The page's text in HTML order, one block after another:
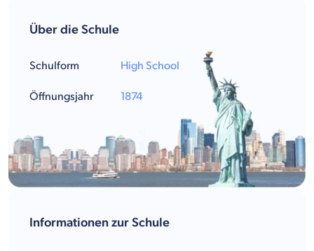
Informationen zur Schule
Über die Schule
Schulform
Öffnungsjahr
High School
1874